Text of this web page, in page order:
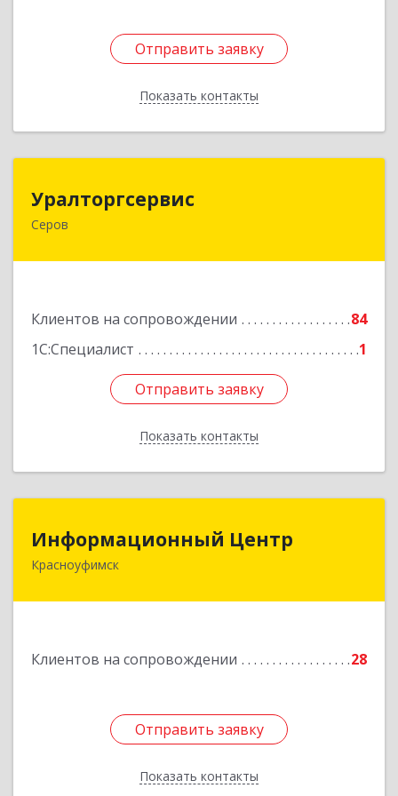
Отправить заявку
Показать контакты
Отправить заявку
Назад
Уралторгсервис
Серов
Клиентов на сопровождении
84
1С:Специалист
1
Отправить заявку
Показать контакты
624980, Свердловская обл, Серов г, Кирова ул,
Отправить заявку
Назад
Информационный Центр
Красноуфимск
Клиентов на сопровождении 28
Отправить заявку
Показать контакты
Информационный Центр
623300, Свердловская обл, Красноуфимск г,
Отправить заявку
Назад